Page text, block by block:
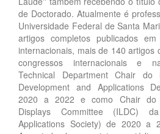
de Doctorado. Atualmente é
Universidade Federal de Santa
artigos completos publicados
internacionais, mais de 140 artigos
congressos internacionais e
Technical Department Chair do
Development and Applications
2020 a 2022 e como Chair do
Displays Committee (ILDC)
Applications Society) de 2020 a